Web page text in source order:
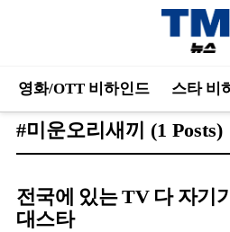
영화/OTT 비하인드 스타 비
#미운오리새끼 (1 Posts)
전국에 있는 TV 다 자기
대스타